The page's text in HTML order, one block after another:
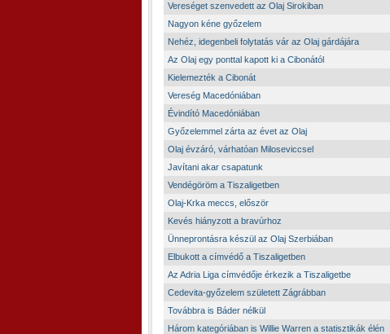
Vereséget szenvedett az Olaj Sirokiban
Nagyon kéne győzelem
Nehéz, idegenbeli folytatás vár az Olaj gárdájára
Az Olaj egy ponttal kapott ki a Cibonától
Kielemezték a Cibonát
Vereség Macedóniában
Évindító Macedóniában
Győzelemmel zárta az évet az Olaj
Olaj évzáró, várhatóan Miloseviccsel
Javítani akar csapatunk
Vendégöröm a Tiszaligetben
Olaj-Krka meccs, először
Kevés hiányzott a bravúrhoz
Ünneprontásra készül az Olaj Szerbiában
Elbukott a címvédő a Tiszaligetben
Az Adria Liga címvédője érkezik a Tiszaligetbe
Cedevita-győzelem született Zágrábban
Továbbra is Báder nélkül
Három kategóriában is Willie Warren a statisztikák élén